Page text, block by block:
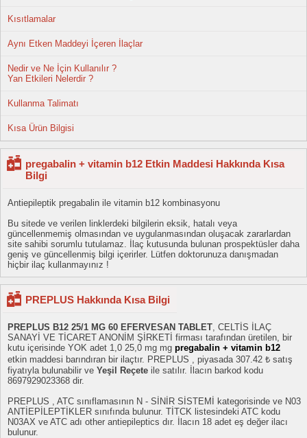
Kısıtlamalar
Aynı Etken Maddeyi İçeren İlaçlar
Nedir ve Ne İçin Kullanılır ?
Yan Etkileri Nelerdir ?
Kullanma Talimatı
Kısa Ürün Bilgisi
pregabalin + vitamin b12 Etkin Maddesi Hakkında Kısa
Bilgi
Antiepileptik pregabalin ile vitamin b12 kombinasyonu
Bu sitede ve verilen linklerdeki bilgilerin eksik, hatalı veya
güncellenmemiş olmasından ve uygulanmasından oluşacak zararlardan
site sahibi sorumlu tutulamaz. İlaç kutusunda bulunan prospektüsler daha
geniş ve güncellenmiş bilgi içerirler. Lütfen doktorunuza danışmadan
hiçbir ilaç kullanmayınız !
PREPLUS Hakkında Kısa Bilgi
PREPLUS B12 25/1 MG 60 EFERVESAN TABLET, CELTİS İLAÇ
SANAYİ VE TİCARET ANONİM ŞİRKETİ firması tarafından üretilen, bir
kutu içerisinde YOK adet 1,0 25,0 mg mg pregabalin + vitamin b12
etkin maddesi barındıran bir ilaçtır. PREPLUS , piyasada 307.42 ₺ satış
fiyatıyla bulunabilir ve Yeşil Reçete ile satılır. İlacın barkod kodu
8697929023368 dir.
PREPLUS , ATC sınıflamasının N - SİNİR SİSTEMİ kategorisinde ve N03
ANTİEPİLEPTİKLER sınıfında bulunur. TİTCK listesindeki ATC kodu
N03AX ve ATC adı other antiepileptics dır. İlacın 18 adet eş değer ilacı
bulunur.